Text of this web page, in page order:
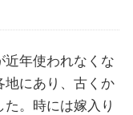
年使われなくな
地にあり、古くか
。時には嫁入り